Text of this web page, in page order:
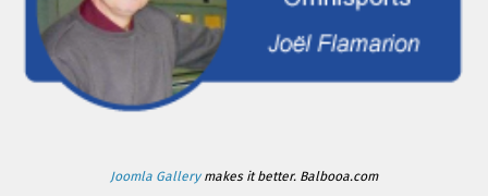
Joomla Gallerymakes it better. Balbooa.com